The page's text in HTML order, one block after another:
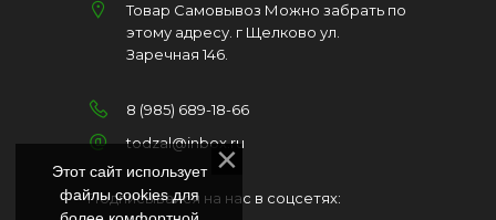
Товар Самовывоз Можно забрать по
этому адресу. г Щелково ул.
Заречная 146.
8 (985) 689-18-66
todzal@inbox.ru
Подписывайся на нас в соцсетях:
Этот сайт использует
файлы cookies для